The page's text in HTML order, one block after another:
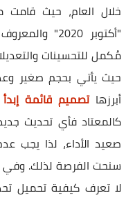
خلال العام، حيث قامت
حيث يأتي بحجم صغير
أبرزهاتصميم قائمة إبدأ
كالمعتاد فأي تحديث
صعيد الأداء، لذا يجب
سنحت الفرصة لذلك. وفي